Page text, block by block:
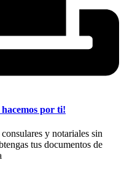
por ti!
y notariales sin
tus documentos de